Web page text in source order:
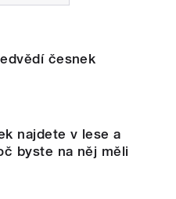
česnek
najdete v lese a
byste na něj měli